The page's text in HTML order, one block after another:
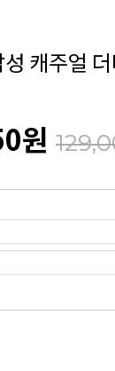
캐주얼
원